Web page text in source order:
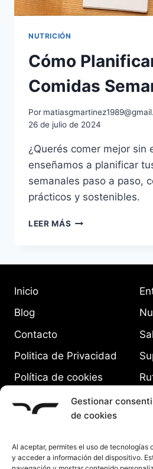
Gestionar
de cookies
Al aceptar, permites el uso de tecnologías
y acceder a información del dispositivo.
NUTRICIÓN
Cómo
Comidas
Por
26 de julio de 2024
¿Querés comer mejor sin
enseñamos a planificar
semanales paso a paso,
prácticos y sostenibles.
LEER MÁS CÓMO
Inicio
Blog
Contacto
Politica de Privacidad
Política de cookies